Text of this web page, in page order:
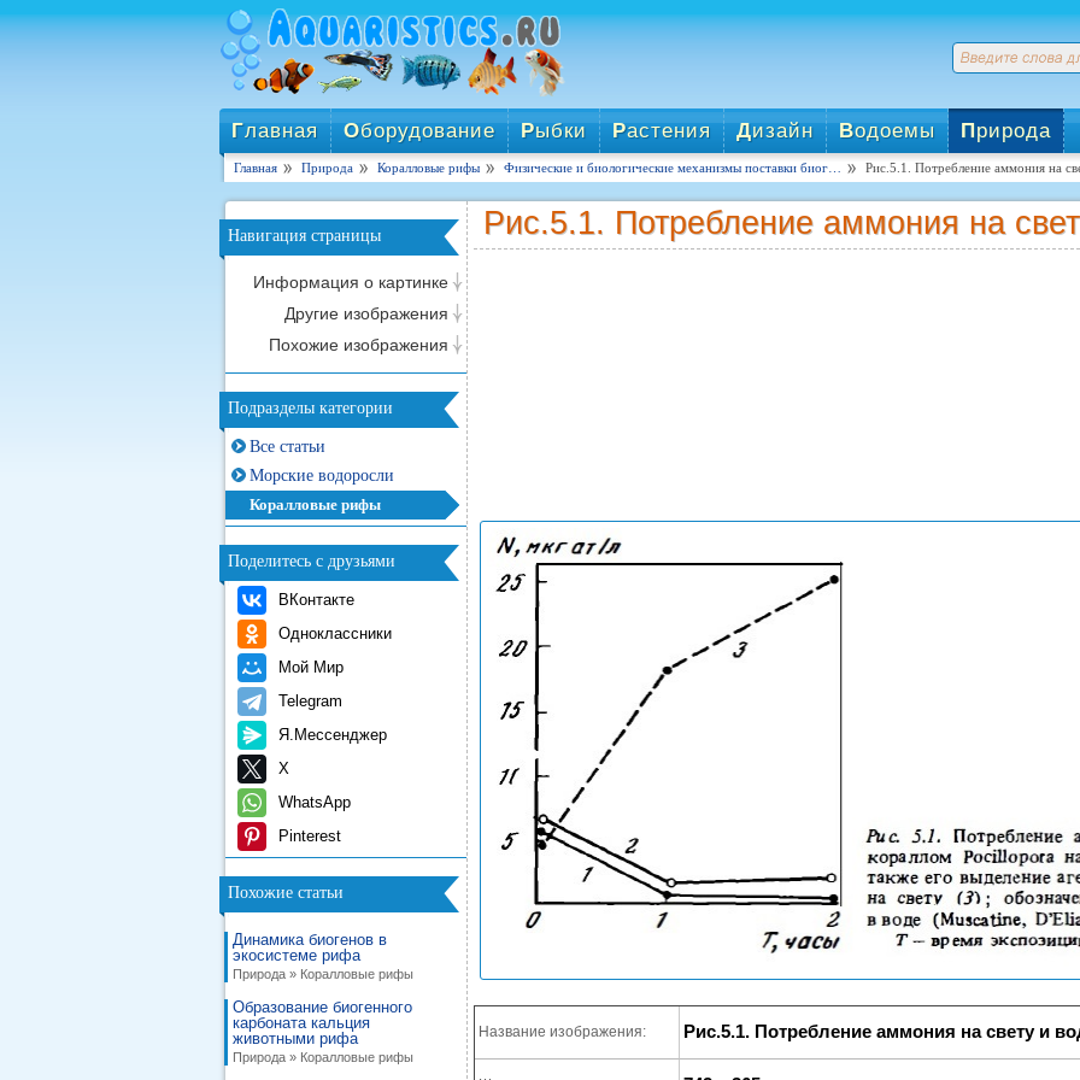
Главная Оборудование Рыбки Растения Дизайн Водоемы Природа
Главная Природа Коралловые рифы Физические и биологические механизмы поставки биог… Рис.5.1. Потребление аммония на
Навигация страницы
Информация о картинке
Другие изображения
Похожие изображения
Подразделы категории
Все статьи
Морские водоросли
Коралловые рифы
Поделитесь с друзьями
ВКонтакте
Одноклассники
Мой Мир
Telegram
Я.Мессенджер
X
WhatsApp
Pinterest
Похожие статьи
Динамика биогенов в
экосистеме рифа
Природа » Коралловые рифы
Образование биогенного
карбоната кальция
животными рифа
Природа » Коралловые рифы
Рис.5.1. Потребление аммония на
Название изображения: Рис.5.1. Потребление аммония на свету и